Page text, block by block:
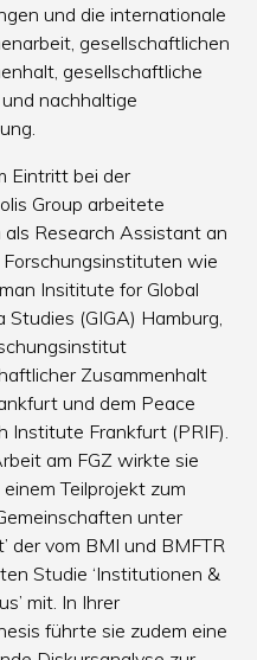
und die internationale
gesellschaftlichen
gesellschaftliche
nachhaltige
Eintritt bei der
Group arbeitete
als Research Assistant an
Forschungsinstituten wie
Insititute for Global
Studies (GIGA) Hamburg,
Zusammenhalt
und dem Peace
Institute Frankfurt (PRIF).
am FGZ wirkte sie
Teilprojekt zum
unter
der vom BMI und BMFTR
Studie ‘Institutionen &
mit. In Ihrer
führte sie zudem eine